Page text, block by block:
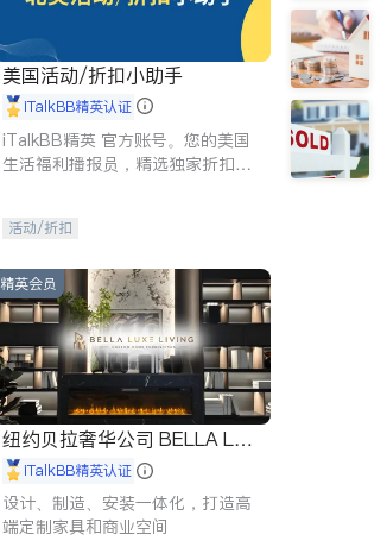
美国活动/折扣小助手
iTalkBB精英认证
iTalkBB精英 官方账号。您的美国
生活福利播报员，精选独家折扣、
活动/折扣
精英会员
纽约贝拉奢华公司 BELLA LUX
E iTalkBB精英认证
设计、制造、安装一体化，打造高
端定制家具和商业空间